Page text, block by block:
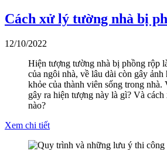
Cách xử lý tường nhà bị
12/10/2022
Hiện tượng tường nhà bị phồng rộp
của ngôi nhà, về lâu dài còn gây
khỏe của thành viên sống trong nhà.
gây ra hiện tượng này là gì? Và
nào?
Xem chi tiết